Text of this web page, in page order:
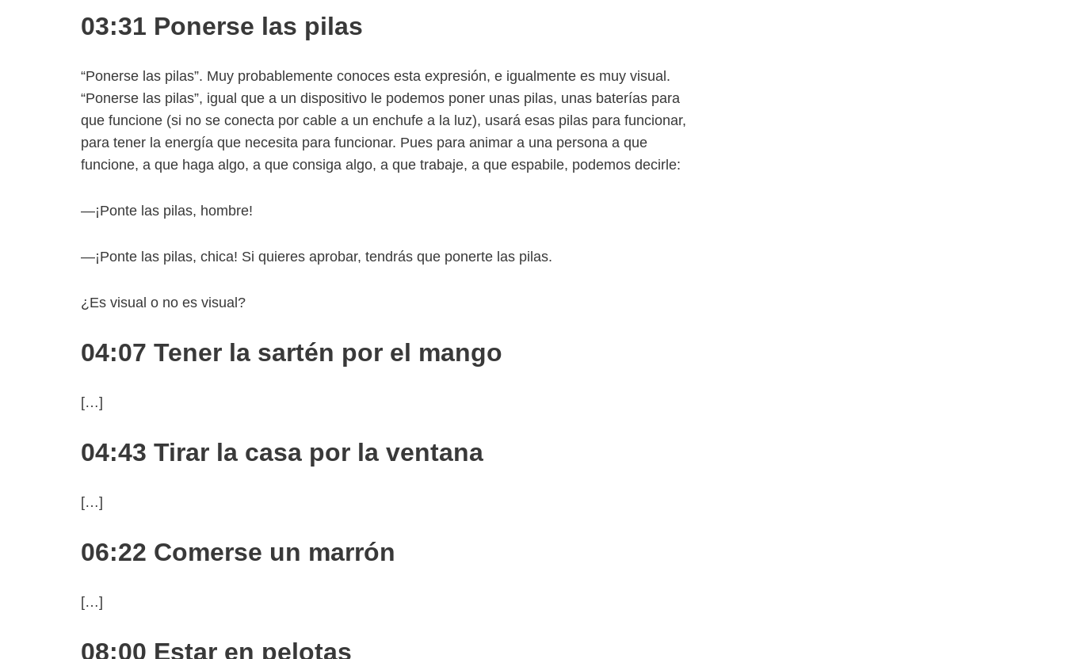
03:31 Ponerse las pilas
“Ponerse las pilas”. Muy probablemente conoces esta expresión, e igualmente es muy visual.
“Ponerse las pilas”, igual que a un dispositivo le podemos poner unas pilas, unas baterías para
que funcione (si no se conecta por cable a un enchufe a la luz), usará esas pilas para funcionar,
para tener la energía que necesita para funcionar. Pues para animar a una persona a que
funcione, a que haga algo, a que consiga algo, a que trabaje, a que espabile, podemos decirle:
—¡Ponte las pilas, hombre!
—¡Ponte las pilas, chica! Si quieres aprobar, tendrás que ponerte las pilas.
¿Es visual o no es visual?
04:07 Tener la sartén por el mango
[…]
04:43 Tirar la casa por la ventana
[…]
06:22 Comerse un marrón
[…]
08:00 Estar en pelotas